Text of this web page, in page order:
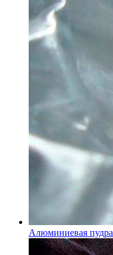
Алюминиевая пудра